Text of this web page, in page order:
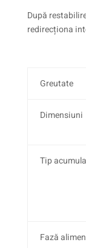
După
redirecționa
Greutate
Dimensiuni
Tip
Fază